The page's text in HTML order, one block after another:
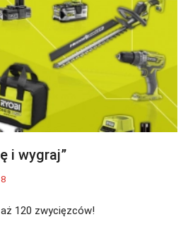
i wygraj”
120 zwycięzców!